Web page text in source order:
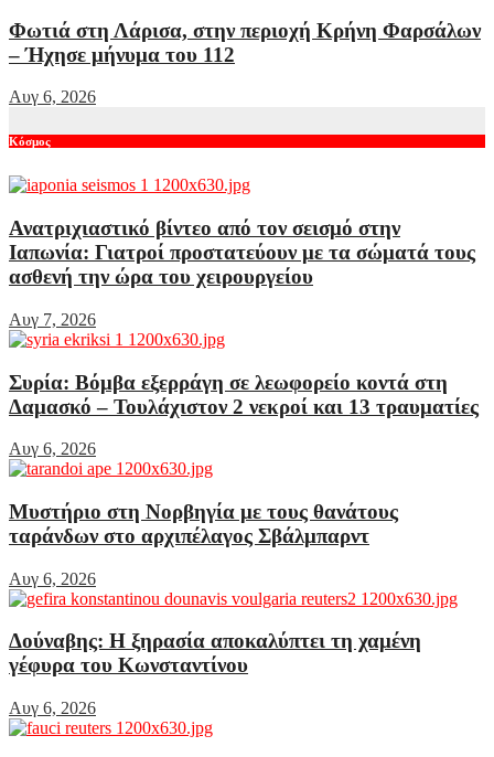
Φωτιά στη Λάρισα, στην περιοχή Κρήνη Φαρσάλων
– Ήχησε μήνυμα του 112
Αυγ 6, 2026
Κόσμος
Ανατριχιαστικό βίντεο από τον σεισμό στην
Ιαπωνία: Γιατροί προστατεύουν με τα σώματά τους
ασθενή την ώρα του χειρουργείου
Αυγ 7, 2026
Συρία: Βόμβα εξερράγη σε λεωφορείο κοντά στη
Δαμασκό – Τουλάχιστον 2 νεκροί και 13 τραυματίες
Αυγ 6, 2026
Μυστήριο στη Νορβηγία με τους θανάτους
ταράνδων στο αρχιπέλαγος Σβάλμπαρντ
Αυγ 6, 2026
Δούναβης: Η ξηρασία αποκαλύπτει τη χαμένη
γέφυρα του Κωνσταντίνου
Αυγ 6, 2026